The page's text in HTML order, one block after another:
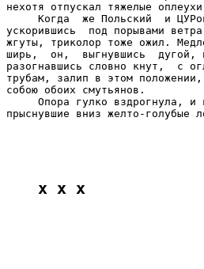
нехотя отпускал тяжелые
Когда  же Польский  и
ускорившись  под порывами
жгуты, триколор тоже ожил.
ширь,  он,  выгнувшись  дугой,
разогнавшись словно кнут,  с
трубам, залип в этом
собою обоих смутьянов.
Опора гулко вздрогнула, и
прыснувшие вниз желто-голубые
x x x